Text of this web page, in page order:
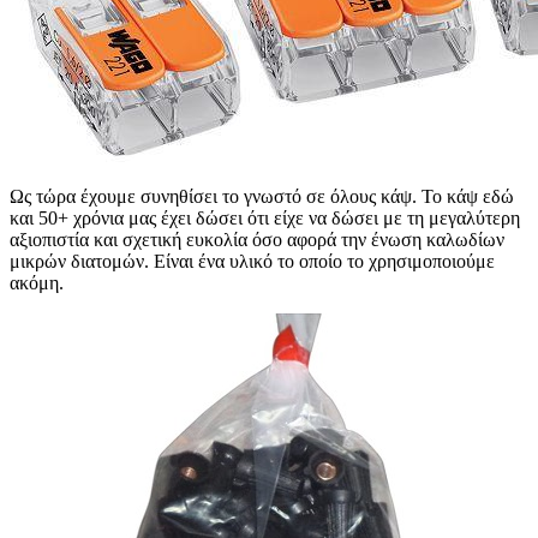
Ως τώρα έχουμε συνηθίσει το γνωστό σε όλους κάψ. Το κάψ εδώ
και 50+ χρόνια μας έχει δώσει ότι είχε να δώσει με τη μεγαλύτερη
αξιοπιστία και σχετική ευκολία όσο αφορά την ένωση καλωδίων
μικρών διατομών. Είναι ένα υλικό το οποίο το χρησιμοποιούμε
ακόμη.